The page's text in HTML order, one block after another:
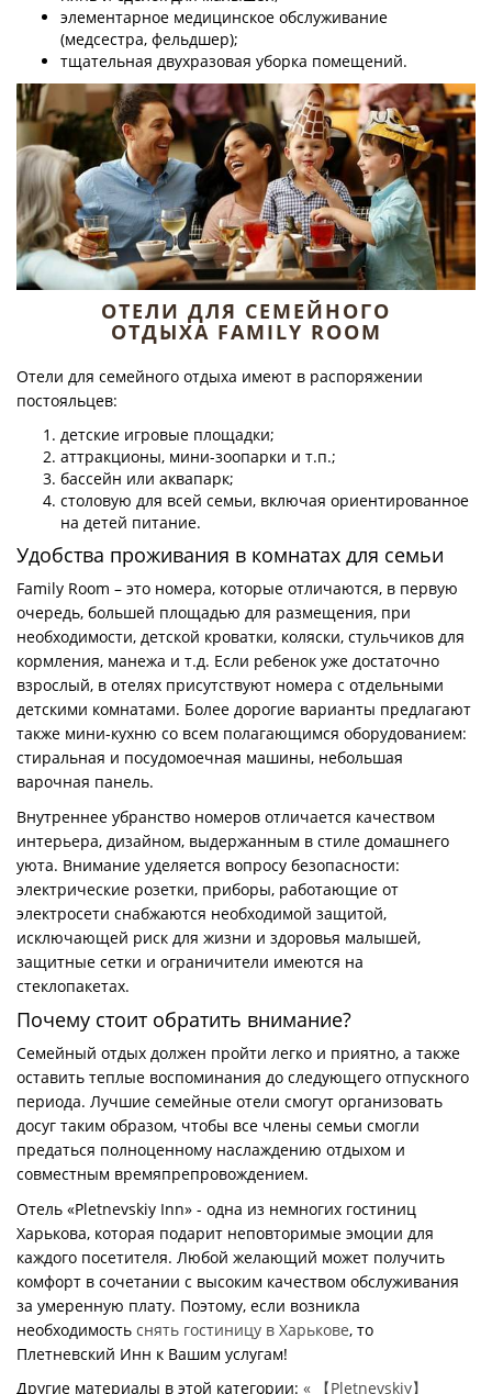
элементарное медицинское обслуживание
(медсестра, фельдшер);
тщательная двухразовая уборка помещений.
ОТЕЛИ ДЛЯ СЕМЕЙНОГО
ОТДЫХА FAMILY ROOM
Отели для семейного отдыха имеют в распоряжении
постояльцев:
детские игровые площадки;
аттракционы, мини-зоопарки и т.п.;
бассейн или аквапарк;
столовую для всей семьи, включая ориентированное
на детей питание.
Удобства проживания в комнатах для семьи
Family Room – это номера, которые отличаются, в первую
очередь, большей площадью для размещения, при
необходимости, детской кроватки, коляски, стульчиков для
кормления, манежа и т.д. Если ребенок уже достаточно
взрослый, в отелях присутствуют номера с отдельными
детскими комнатами. Более дорогие варианты предлагают
также мини-кухню со всем полагающимся оборудованием:
стиральная и посудомоечная машины, небольшая
варочная панель.
Внутреннее убранство номеров отличается качеством
интерьера, дизайном, выдержанным в стиле домашнего
уюта. Внимание уделяется вопросу безопасности:
электрические розетки, приборы, работающие от
электросети снабжаются необходимой защитой,
исключающей риск для жизни и здоровья малышей,
защитные сетки и ограничители имеются на
стеклопакетах.
Почему стоит обратить внимание?
Семейный отдых должен пройти легко и приятно, а также
оставить теплые воспоминания до следующего отпускного
периода. Лучшие семейные отели смогут организовать
досуг таким образом, чтобы все члены семьи смогли
предаться полноценному наслаждению отдыхом и
совместным времяпрепровождением.
Отель «Pletnevskiy Inn» - одна из немногих гостиниц
Харькова, которая подарит неповторимые эмоции для
каждого посетителя. Любой желающий может получить
комфорт в сочетании с высоким качеством обслуживания
за умеренную плату. Поэтому, если возникла
необходимость снять гостиницу в Харькове, то
Плетневский Инн к Вашим услугам!
Другие материалы в этой категории: « 【Pletnevskiy】